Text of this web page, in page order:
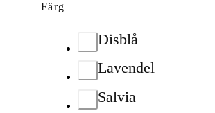
Färg
Disblå
Lavendel
Salvia